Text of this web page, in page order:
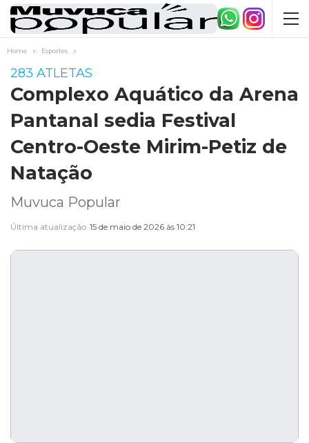
Home Esportes
283 ATLETAS
Complexo Aquático da Arena
Pantanal sedia Festival
Centro-Oeste Mirim-Petiz de
Natação
Muvuca Popular
Última atualização 15 de maio de 2026 às 10:21